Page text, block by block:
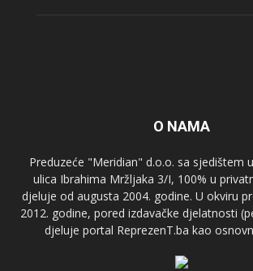
O NAMA
Preduzeće "Meridian" d.o.o. sa sjedištem
ulica Ibrahima Mržljaka 3/I, 100% u
djeluje od augusta 2004. godine. U okviru
2012. godine, pored izdavačke djelatnosti
djeluje portal ReprezenT.ba kao